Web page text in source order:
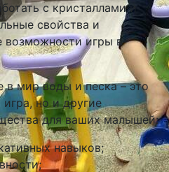
с кристаллами и
свойства и
возможности игры в
в мир воды и песка – это
но и другие
для ваших малышей:
навыков;